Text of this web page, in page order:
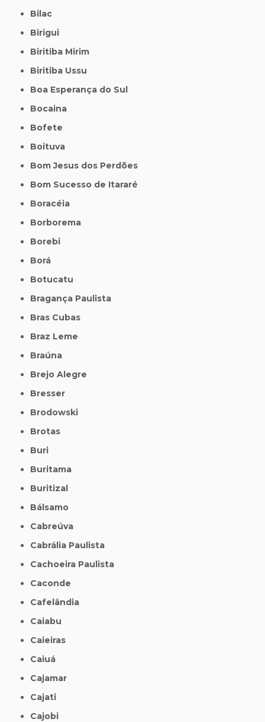
Bilac
Birigui
Biritiba Mirim
Biritiba Ussu
Boa Esperança do Sul
Bocaina
Bofete
Boituva
Bom Jesus dos Perdões
Bom Sucesso de Itararé
Boracéia
Borborema
Borebi
Borá
Botucatu
Bragança Paulista
Bras Cubas
Braz Leme
Braúna
Brejo Alegre
Bresser
Brodowski
Brotas
Buri
Buritama
Buritizal
Bálsamo
Cabreúva
Cabrália Paulista
Cachoeira Paulista
Caconde
Cafelândia
Caiabu
Caieiras
Caiuá
Cajamar
Cajati
Cajobi